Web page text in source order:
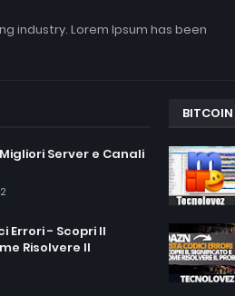
industry. Lorem Ipsum has been
Server e Canali
Errori - Scopri Il
Risolvere Il
BITCOIN